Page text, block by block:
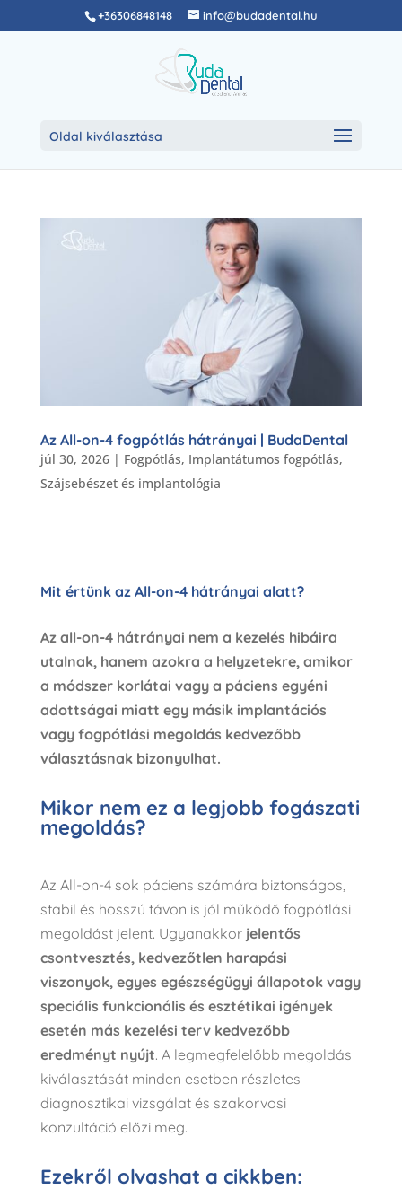
+36306848148 info@budadental.hu
Oldal kiválasztása
Az All-on-4 fogpótlás hátrányai | BudaDental
júl 30, 2026| Fogpótlás, Implantátumos fogpótlás,
Szájsebészet és implantológia
Mit értünk az All-on-4 hátrányai alatt?
Az all-on-4 hátrányai nem a kezelés hibáira
utalnak, hanem azokra a helyzetekre, amikor
a módszer korlátai vagy a páciens egyéni
adottságai miatt egy másik implantációs
vagy fogpótlási megoldás kedvezőbb
választásnak bizonyulhat.
Mikor nem ez a legjobb fogászati
megoldás?
Az All-on-4 sok páciens számára biztonságos,
stabil és hosszú távon is jól működő fogpótlási
megoldást jelent. Ugyanakkor jelentős
csontvesztés, kedvezőtlen harapási
viszonyok, egyes egészségügyi állapotok vagy
speciális funkcionális és esztétikai igények
esetén más kezelési terv kedvezőbb
eredményt nyújt. A legmegfelelőbb megoldás
kiválasztását minden esetben részletes
diagnosztikai vizsgálat és szakorvosi
konzultáció előzi meg.
Ezekről olvashat a cikkben: